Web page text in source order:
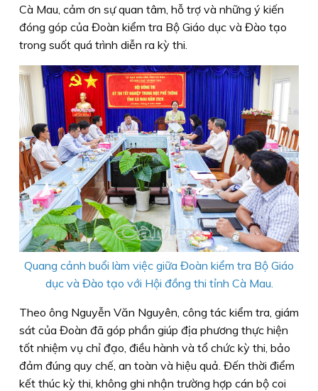
Cà Mau, cảm ơn sự quan tâm, hỗ trợ và những ý kiến
đóng góp của Đoàn kiểm tra Bộ Giáo dục và Đào tạo
trong suốt quá trình diễn ra kỳ thi.
Quang cảnh buổi làm việc giữa Đoàn kiểm tra Bộ Giáo
dục và Đào tạo với Hội đồng thi tỉnh Cà Mau.
Theo ông Nguyễn Văn Nguyên, công tác kiểm tra, giám
sát của Đoàn đã góp phần giúp địa phương thực hiện
tốt nhiệm vụ chỉ đạo, điều hành và tổ chức kỳ thi, bảo
đảm đúng quy chế, an toàn và hiệu quả. Đến thời điểm
kết thúc kỳ thi, không ghi nhận trường hợp cán bộ coi